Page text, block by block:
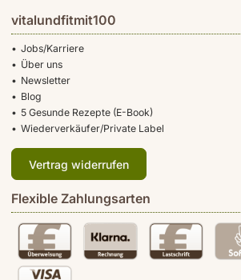
vitalundfitmit100
Jobs/Karriere
Über uns
Newsletter
Blog
5 Gesunde Rezepte (E-Book)
Wiederverkäufer/Private Label
Vertrag widerrufen
Flexible Zahlungsarten